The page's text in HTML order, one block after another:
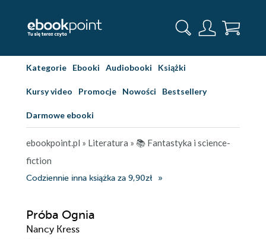
Kategorie Ebooki Audiobooki Książki
Kursy video Promocje Nowości Bestsellery
Darmowe ebooki
ebookpoint.pl » Literatura » 📚 Fantastyka i science-
fiction
Codziennie inna książka za 9,90zł
Próba Ognia
Nancy Kress